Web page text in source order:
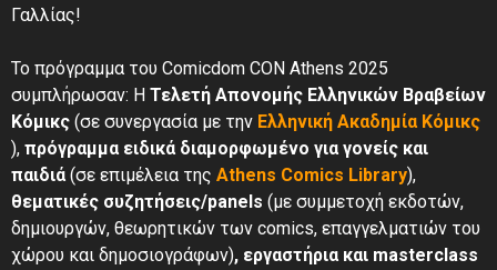
Γαλλίας!
Το πρόγραμμα του Comicdom CON Athens 2025
συμπλήρωσαν: Η Τελετή Απονομής Ελληνικών Βραβείων
Κόμικς (σε συνεργασία με την Ελληνική Ακαδημία Κόμικς
), πρόγραμμα ειδικά διαμορφωμένο για γονείς και
παιδιά(σε επιμέλεια της Athens Comics Library),
θεματικές συζητήσεις/panels (με συμμετοχή εκδοτών,
δημιουργών, θεωρητικών των comics, επαγγελματιών του
χώρου και δημοσιογράφων), εργαστήρια και masterclass